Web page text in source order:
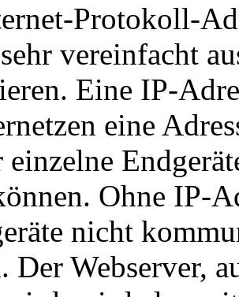
Protokoll-
vereinfacht
Eine IP-
eine
Ohne IP-
nicht
Der Webserver,